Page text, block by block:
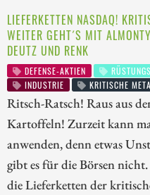
LIEFERKETTEN NASDAQ!
WEITER GEHT´S MIT
DEUTZ UND RENK
DEFENSE-AKTIEN
INDUSTRIE
KRITISCHE
Ritsch-Ratsch! Raus aus
Kartoffeln! Zurzeit kann
anwenden, denn etwas
gibt es für die Börsen
die Lieferketten der